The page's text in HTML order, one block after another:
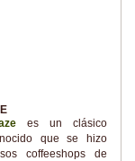
es un clásico
que se hizo
coffeeshops de